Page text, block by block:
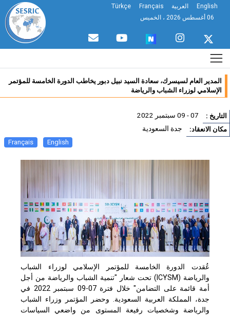
English العربية Français
Türkçe
المدير العام لسيسرك، سعادة السيد نبيل دبور يخاطب الدورة الخامسة للمؤتمر
الإسلامي لوزراء الشباب والرياضة
: 07 - 09 سبتمبر 2022
الانعقاد: جدة السعودية
English
Français
عُقدت الدورة الخامسة للمؤتمر الإسلامي لوزراء الشباب
والرياضة (ICYSM) تحت شعار "تنمية الشباب والرياضة من أجل
أمة قائمة على التضامن" خلال فترة 07-09 سبتمبر 2022 في
جدة، المملكة العربية السعودية. وحضر المؤتمر وزراء الشباب
والرياضة وشخصيات رفيعة المستوى من واضعي السياسات